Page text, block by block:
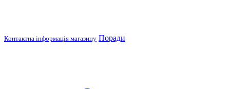
Контактна інформація магазину Поради